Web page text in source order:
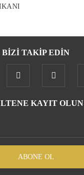
Gönder
BİZİ TAKİP EDİN
KAYIT OLUN
ABONE OL